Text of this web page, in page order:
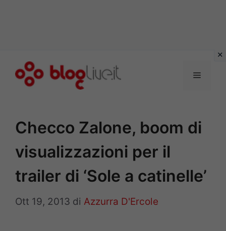
Menu
Checco Zalone, boom di
visualizzazioni per il
trailer di ‘Sole a catinelle’
Ott 19, 2013 di Azzurra D'Ercole